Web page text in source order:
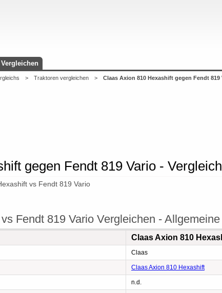
Vergleichen
> Traktoren vergleichen > Claas Axion 810 Hexashift gegen Fendt 819
gegen Fendt 819 Vario -
vs Fendt 819 Vario
Fendt 819 Vario Vergleichen -
Claas Axion 810
Claas
Claas Axion 810 Hexashift
n.d.